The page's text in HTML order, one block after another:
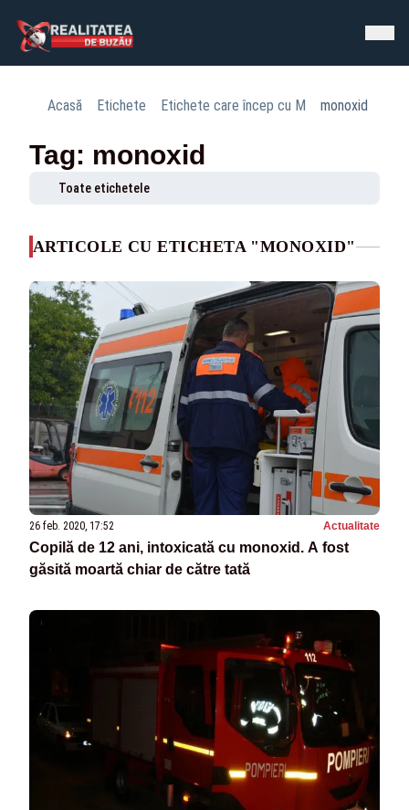
Acasă Etichete Etichete care încep cu M monoxid
Tag: monoxid
Toate etichetele
ARTICOLE CU ETICHETA "MONOXID"
26 feb. 2020, 17:52 Actualitate
Copilă de 12 ani, intoxicată cu monoxid. A fost
găsită moartă chiar de către tată